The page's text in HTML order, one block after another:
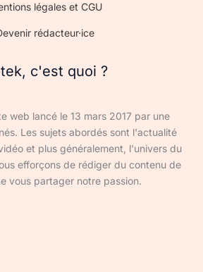
légales et CGU
rédacteur·ice
c'est quoi ?
web lancé le 13 mars 2017 par une
Les sujets abordés sont l'actualité
et plus généralement, l'univers du
efforçons de rédiger du contenu de
vous partager notre passion.